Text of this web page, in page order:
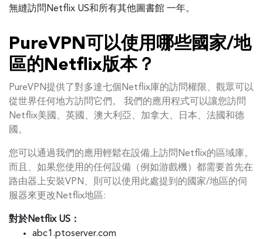
無縫訪問Netflix US和所有其他圖書館 一年。
PureVPN可以使用哪些國家/地
區的Netflix版本？
PureVPN提供了對多達七個Netflix庫的訪問權限、觀眾可以
從世界任何地方訪問它們。 我們的應用程式可以讓您訪問
Netflix美國、英國、澳大利亞、加拿大、日本、法國和德
國。
您可以通過我們的應用輕鬆在設備上訪問Netflix的區域庫。
而且、如果您使用的任何設備（例如游戲機）都需要首先在
路由器上安裝VPN、則可以使用此處提到的國家/地區的伺
服器來更改Netflix地區:
對於Netflix US：
abc1.ptoserver.com